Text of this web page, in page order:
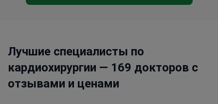
Лучшие специалисты по
кардиохирургии — 169 докторов с
отзывами и ценами